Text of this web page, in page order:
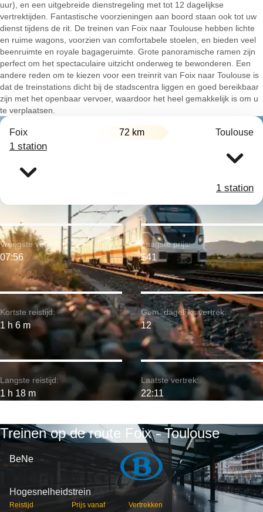
uur), en een uitgebreide dienstregeling met tot 12 dagelijkse
vertrektijden. Fantastische voorzieningen aan boord staan ook tot uw
dienst tijdens de rit. De treinen van Foix naar Toulouse hebben lichte
en ruime wagons, voorzien van comfortabele stoelen, en bieden veel
beenruimte en royale bagageruimte. Grote panoramische ramen zijn
perfect om het spectaculaire uitzicht onderweg te bewonderen. Een
andere reden om te kiezen voor een treinrit van Foix naar Toulouse is
dat de treinstations dicht bij de stadscentra liggen en goed bereikbaar
zijn met het openbaar vervoer, waardoor het heel gemakkelijk is om u
te verplaatsen.
Foix 72 km Toulouse
1 station
1 station
Kortste reistijd:
1 h 6 m
Vroegste vertrek:
07:56
Langste reistijd:
1 h 18 m
Laagste prijs:
$41
Gem. dagelijks vertrek:
12
Laatste vertrek:
22:11
Treinen op de route Foix - Toulouse
BeNe
Hogesnelheidstrein
Reistijd Prijs vanaf Vertrekken